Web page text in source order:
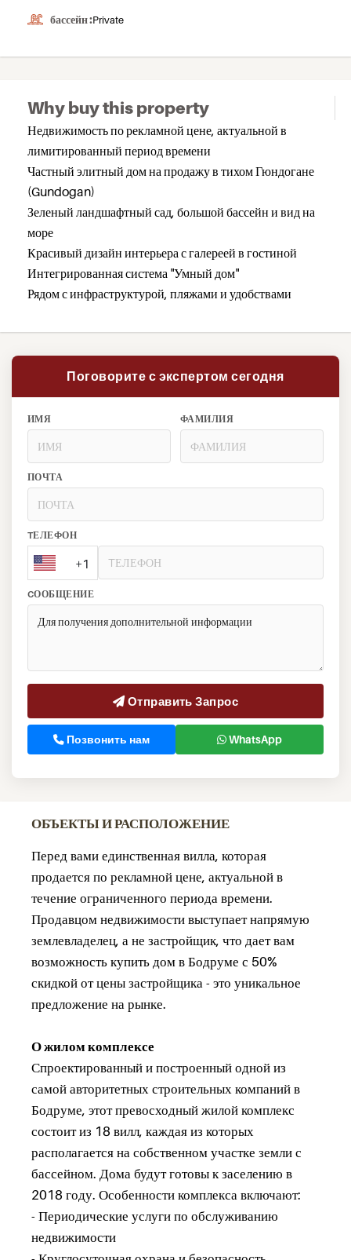
бассейн :Private
Why buy this property
Недвижимость по рекламной цене, актуальной в
лимитированный период времени
Частный элитный дом на продажу в тихом Гюндогане
(Gundogan)
Зеленый ландшафтный сад, большой бассейн и вид на
море
Красивый дизайн интерьера с галереей в гостиной
Интегрированная система "Умный дом"
Рядом с инфраструктурой, пляжами и удобствами
Поговорите с экспертом сегодня
ИМЯ ФАМИЛИЯ
ПОЧТА
TЕЛЕФОН
+1
CООБЩЕНИЕ
Отправить Запрос
Позвонить нам WhatsApp
ОБЪЕКТЫ И РАСПОЛОЖЕНИЕ
Перед вами единственная вилла, которая
продается по рекламной цене, актуальной в
течение ограниченного периода времени.
Продавцом недвижимости выступает напрямую
землевладелец, а не застройщик, что дает вам
возможность купить дом в Бодруме с 50%
скидкой от цены застройщика - это уникальное
предложение на рынке.
О жилом комплексе
Спроектированный и построенный одной из
самой авторитетных строительных компаний в
Бодруме, этот превосходный жилой комплекс
состоит из 18 вилл, каждая из которых
располагается на собственном участке земли с
бассейном. Дома будут готовы к заселению в
2018 году. Особенности комплекса включают:
- Периодические услуги по обслуживанию
недвижимости